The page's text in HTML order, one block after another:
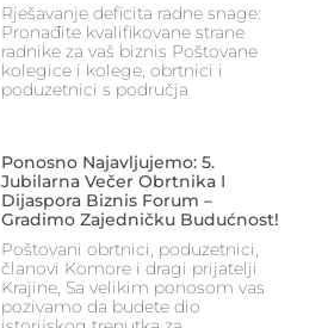
Rješavanje deficita radne snage:
Pronađite kvalifikovane strane
radnike za vaš biznis Poštovane
kolegice i kolege, obrtnici i
poduzetnici s područja
Ponosno Najavljujemo: 5.
Jubilarna Večer Obrtnika I
Dijaspora Biznis Forum –
Gradimo Zajedničku Budućnost!
Poštovani obrtnici, poduzetnici,
članovi Komore i dragi prijatelji
Krajine, Sa velikim ponosom vas
pozivamo da budete dio